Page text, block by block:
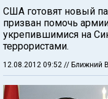
США готовят новый
призван помочь
укрепившимися на
террористами.
12.08.2012 09:52 // Ближний